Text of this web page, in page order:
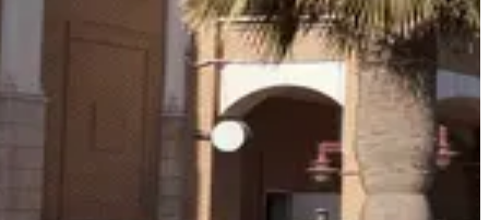
أفكار السفر
معلومات السفر
المعلومات الخاصة بالمطار